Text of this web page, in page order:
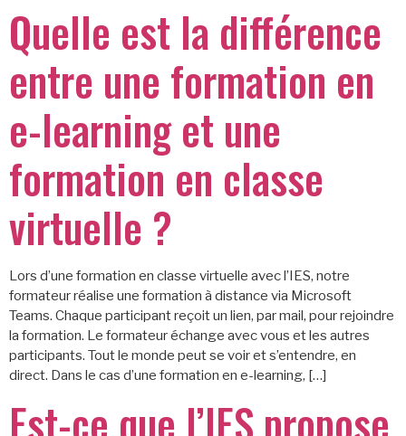
Quelle est la différence
entre une formation en
e-learning et une
formation en classe
virtuelle ?
Lors d’une formation en classe virtuelle avec l’IES, notre
formateur réalise une formation à distance via Microsoft
Teams. Chaque participant reçoit un lien, par mail, pour rejoindre
la formation. Le formateur échange avec vous et les autres
participants. Tout le monde peut se voir et s’entendre, en
direct. Dans le cas d’une formation en e-learning, […]
Est-ce que l’IES propose